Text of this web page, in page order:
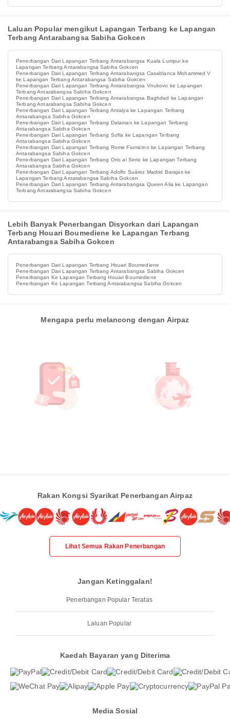
Laluan Popular mengikut Lapangan Terbang ke Lapangan
Terbang Antarabangsa Sabiha Gokcen
Penerbangan Dari Lapangan Terbang Antarabangsa Kuala Lumpur ke
Lapangan Terbang Antarabangsa Sabiha Gokcen
Penerbangan Dari Lapangan Terbang Antarabangsa Casablanca Mohammed V
ke Lapangan Terbang Antarabangsa Sabiha Gokcen
Penerbangan Dari Lapangan Terbang Antarabangsa Vnukovo ke Lapangan
Terbang Antarabangsa Sabiha Gokcen
Penerbangan Dari Lapangan Terbang Antarabangsa Baghdad ke Lapangan
Terbang Antarabangsa Sabiha Gokcen
Penerbangan Dari Lapangan Terbang Antalya ke Lapangan Terbang
Antarabangsa Sabiha Gokcen
Penerbangan Dari Lapangan Terbang Dalaman ke Lapangan Terbang
Antarabangsa Sabiha Gokcen
Penerbangan Dari Lapangan Terbang Sofia ke Lapangan Terbang
Antarabangsa Sabiha Gokcen
Penerbangan Dari Lapangan Terbang Rome Fiumicino ke Lapangan Terbang
Antarabangsa Sabiha Gokcen
Penerbangan Dari Lapangan Terbang Orio al Serio ke Lapangan Terbang
Antarabangsa Sabiha Gokcen
Penerbangan Dari Lapangan Terbang Adolfo Suárez Madrid Barajas ke
Lapangan Terbang Antarabangsa Sabiha Gokcen
Penerbangan Dari Lapangan Terbang Antarabangsa Queen Alia ke Lapangan
Terbang Antarabangsa Sabiha Gokcen
Lebih Banyak Penerbangan Disyorkan dari Lapangan
Terbang Houari Boumediene ke Lapangan Terbang
Antarabangsa Sabiha Gokcen
Penerbangan Dari Lapangan Terbang Houari Boumediene
Penerbangan Dari Lapangan Terbang Antarabangsa Sabiha Gokcen
Penerbangan Ke Lapangan Terbang Houari Boumediene
Penerbangan Ke Lapangan Terbang Antarabangsa Sabiha Gokcen
Mengapa perlu melancong dengan Airpaz
Rakan Kongsi Syarikat Penerbangan Airpaz
Lihat Semua Rakan Penerbangan
Jangan Ketinggalan!
Penerbangan Popular Teratas
Laluan Popular
Kaedah Bayaran yang Diterima
Media Sosial